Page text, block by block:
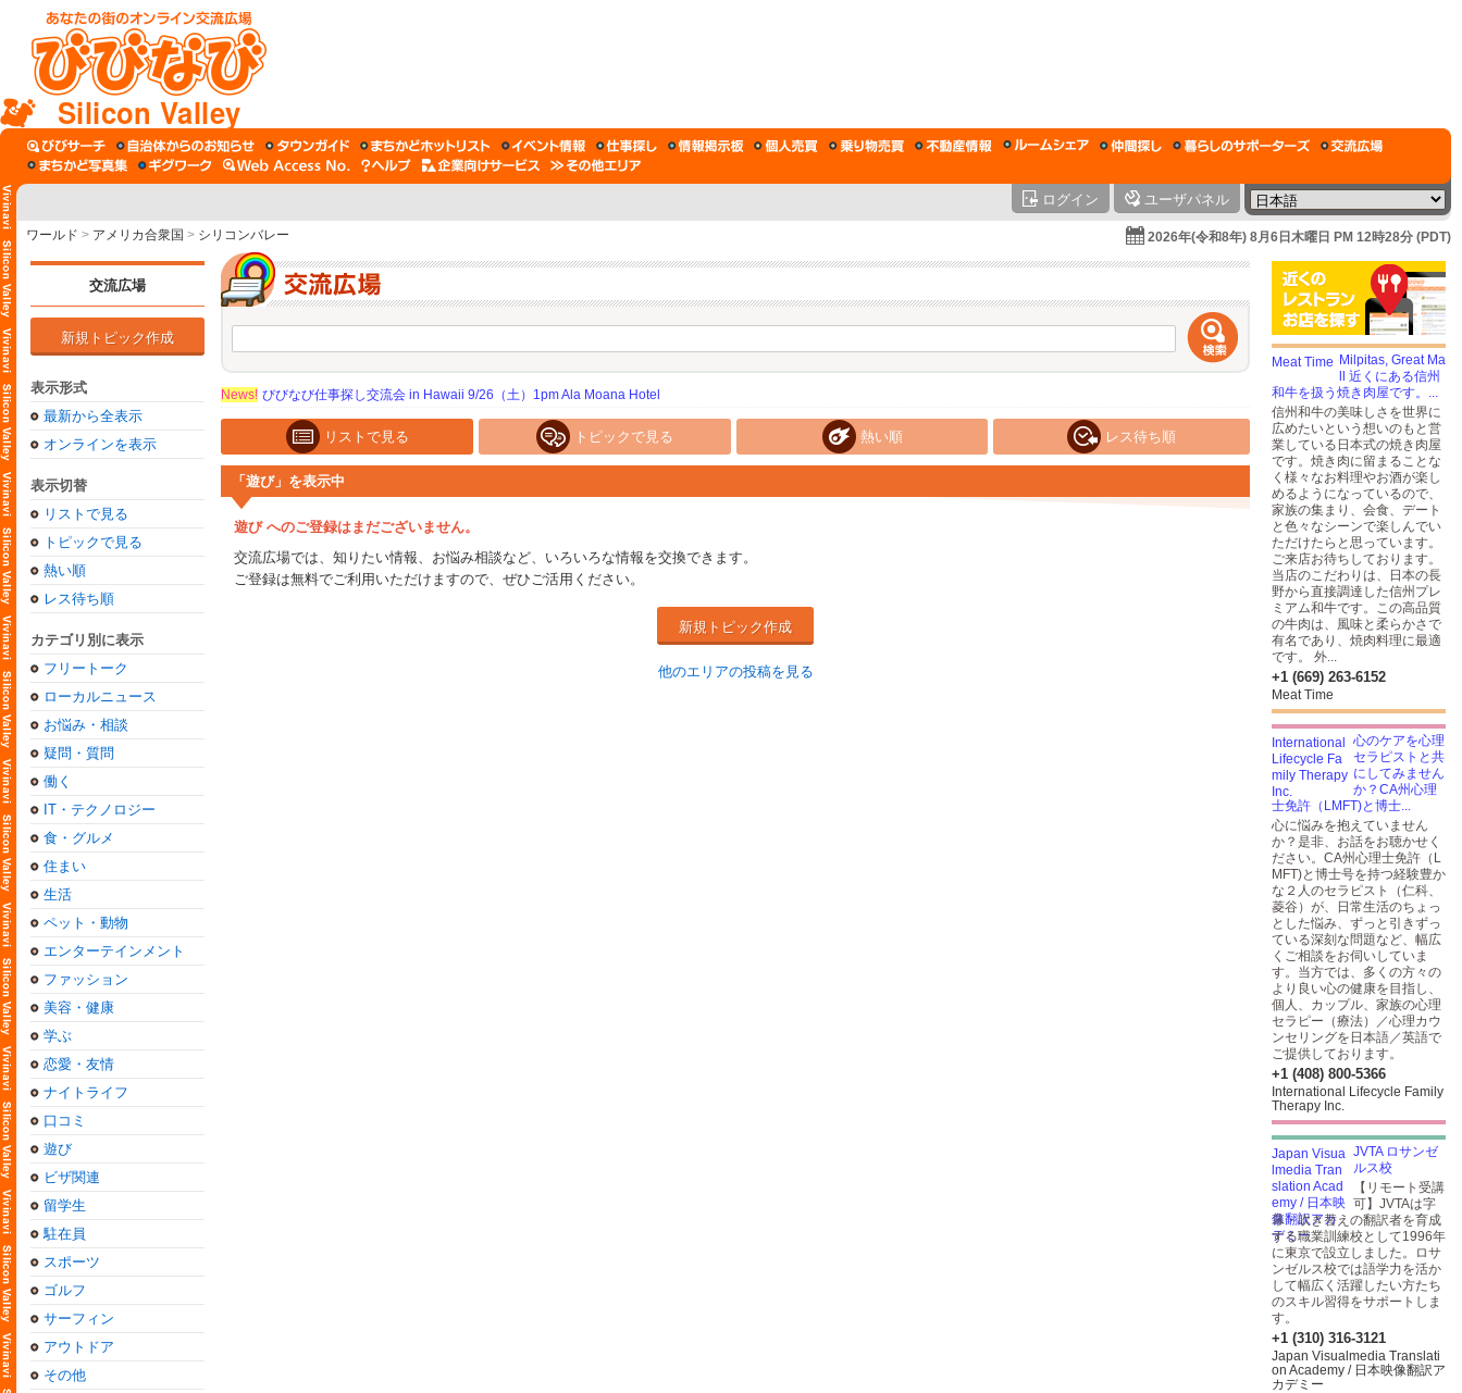
Silicon Valley
ログイン ユーザパネル
ワールド > アメリカ合衆国 > シリコンバレー 2026年(令和8年) 8月6日木曜日 PM 12時28分 (PDT)
交流広場
新規トピック作成
表示形式
最新から全表示
オンラインを表示
表示切替
リストで見る
トピックで見る
熱い順
レス待ち順
カテゴリ別に表示
フリートーク
ローカルニュース
お悩み・相談
疑問・質問
働く
IT・テクノロジー
食・グルメ
住まい
生活
ペット・動物
エンターテインメント
ファッション
美容・健康
学ぶ
恋愛・友情
ナイトライフ
口コミ
遊び
ビザ関連
留学生
駐在員
スポーツ
ゴルフ
サーフィン
アウトドア
その他
News! びびなび仕事探し交流会 in Hawaii 9/26（土）1pm Ala Moana Hotel
リストで見る トピックで見る 熱い順 レス待ち順
「遊び」を表示中
遊び へのご登録はまだございません。
交流広場では、知りたい情報、お悩み相談など、いろいろな情報を交換できます。
ご登録は無料でご利用いただけますので、ぜひご活用ください。
新規トピック作成
他のエリアの投稿を見る
Milpitas, Great Ma
ll 近くにある信州
和牛を扱う焼き肉屋です。...
信州和牛の美味しさを世界に
広めたいという想いのもと営
業している日本式の焼き肉屋
です。焼き肉に留まることな
く様々なお料理やお酒が楽し
めるようになっているので、
家族の集まり、会食、デート
と色々なシーンで楽しんでい
ただけたらと思っています。
ご来店お待ちしております。
当店のこだわりは、日本の長
野から直接調達した信州プレ
ミアム和牛です。この高品質
の牛肉は、風味と柔らかさで
有名であり、焼肉料理に最適
です。 外...
+1 (669) 263-6152
Meat Time
心のケアを心理
セラピストと共
にしてみません
か？CA州心理
士免許（LMFT)と博士...
心に悩みを抱えていません
か？是非、お話をお聴かせく
ださい。CA州心理士免許（L
MFT)と博士号を持つ経験豊か
な２人のセラピスト（仁科、
菱谷）が、日常生活のちょっ
とした悩み、ずっと引きずっ
ている深刻な問題など、幅広
くご相談をお伺いしていま
す。当方では、多くの方々の
より良い心の健康を目指し、
個人、カップル、家族の心理
セラピー（療法）／心理カウ
ンセリングを日本語／英語で
ご提供しております。
+1 (408) 800-5366
International Lifecycle Family
Therapy Inc.
JVTA ロサンゼ
ルス校
【リモート受講
可】JVTAは字
幕・吹き替えの翻訳者を育成
する職業訓練校として1996年
に東京で設立しました。ロサ
ンゼルス校では語学力を活か
して幅広く活躍したい方たち
のスキル習得をサポートしま
す。
+1 (310) 316-3121
Japan Visualmedia Translati
on Academy / 日本映像翻訳ア
カデミー